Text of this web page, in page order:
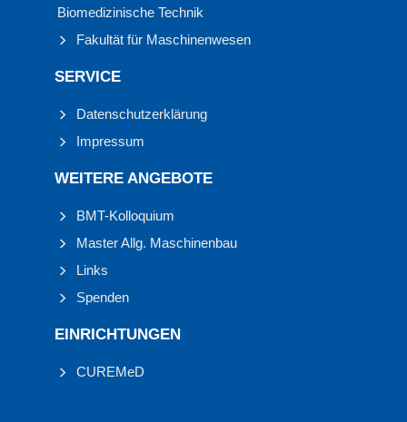
Biomedizinische Technik
Fakultät für Maschinenwesen
SERVICE
Datenschutzerklärung
Impressum
WEITERE ANGEBOTE
BMT-Kolloquium
Master Allg. Maschinenbau
Links
Spenden
EINRICHTUNGEN
CUREMeD